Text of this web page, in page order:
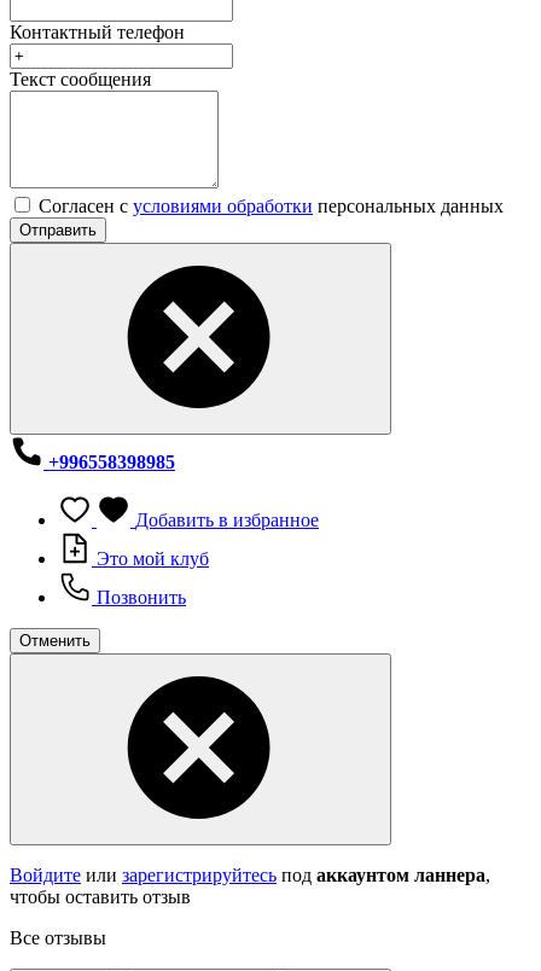
Контактный телефон
Текст сообщения
Согласен с условиями обработки персональных данных
Отправить
+996558398985
Добавить в избранное
Это мой клуб
Позвонить
Отменить
Войдите или зарегистрируйтесь под аккаунтом ланнера,
чтобы оставить отзыв
Все отзывы